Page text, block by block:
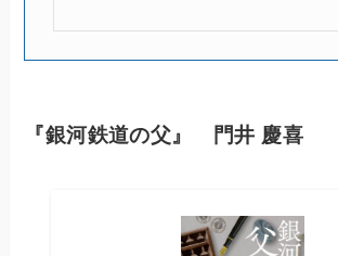
『銀河鉄道の父』 門井 慶喜